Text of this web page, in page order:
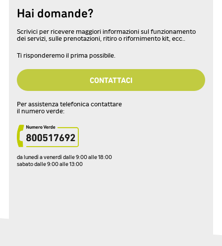
Hai domande?
Scrivici per ricevere maggiori informazioni sul funzionamento
dei servizi, sulle prenotazioni, ritiro o rifornimento kit, ecc..
Ti risponderemo il prima possibile.
CONTATTACI
Per assistenza telefonica contattare
il numero verde:
da lunedì a venerdì dalle 9:00 alle 18:00
sabato dalle 9:00 alle 13:00